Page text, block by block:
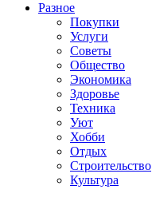
Разное
Покупки
Услуги
Советы
Общество
Экономика
Здоровье
Техника
Уют
Хобби
Отдых
Строительство
Культура